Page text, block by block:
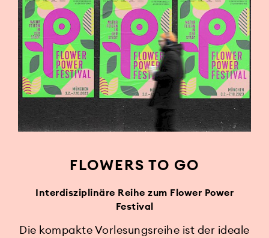
FLOWERS TO GO
Interdisziplinäre Reihe zum Flower Power
Festival
Die kompakte Vorlesungsreihe ist der ideale